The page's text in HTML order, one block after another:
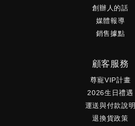
創辦人的話
媒體報導
銷售據點
顧客服務
尊寵VIP計畫
2026生日禮遇
運送與付款說明
退換貨政策